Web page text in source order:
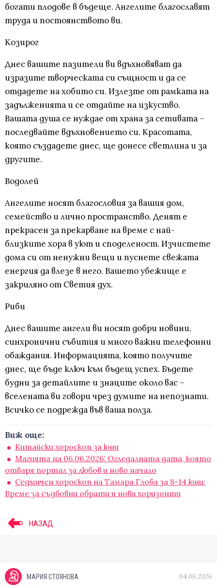
богати плодове в бъдеще. Ангелите благославят
труда и постоянството ви.
Козирог
Днес вашите пазители ви вдъхновяват да
изразите творческата си същност и да се
отдадете на хобито си. Излезте от рамката на
задълженията и се отдайте на изкуство.
Вашата душа се нуждае от храна за сетивата –
последвайте вдъхновението си. Красотата,
която създадете днес, ще донесе светлина и за
другите.
Водолей
Ангелите носят благословия за вашия дом,
семейство и лично пространство. Денят е
прекрасен за прекарване на време с най-
близките хора в уют и споделеност. Изчистете
дома си от ненужни вещи и пуснете свежата
енергия да влезе в него. Вашето убежище е
закриляно от Светия дух.
Риби
Днес вашите ангели ви носят добри новини,
синхронични събития и много важни телефонни
обаждания. Информацията, която получите
днес, ще бъде ключ към бъдещ успех. Бъдете
будни за детайлите и знаците около вас –
вселената ви говори чрез думите на непознати.
Всичко се подрежда във ваша полза.
Виж още:
Китайски хороскоп за юни
Магията на 06.06.2026: Огледалната дата, която
отваря портал за любов и ново начало
Седмичен хороскоп на Тамара Глоба за 8-14 юни:
Време за съдбовни обрати и нови хоризонти
НАЗАД
МАРИЯ СТОЯНОВА 04.06.2026